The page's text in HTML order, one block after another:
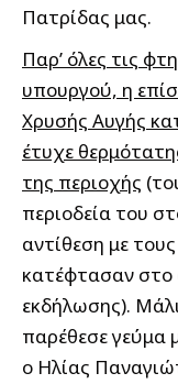
Πατρίδας μας.
Παρ’ όλες τις
υπουργού, η
Χρυσής Αυγής
έτυχε
της περιοχής
περιοδεία του
αντίθεση με
κατέφτασαν στο
εκδήλωσης).
παρέθεσε γεύμα
ο Ηλίας